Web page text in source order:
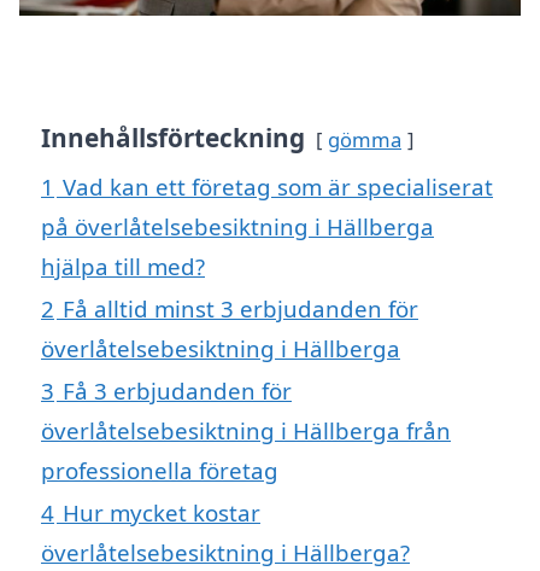
Innehållsförteckning gömma
1 Vad kan ett företag som är specialiserat
på överlåtelsebesiktning i Hällberga
hjälpa till med?
2 Få alltid minst 3 erbjudanden för
överlåtelsebesiktning i Hällberga
3 Få 3 erbjudanden för
överlåtelsebesiktning i Hällberga från
professionella företag
4 Hur mycket kostar
överlåtelsebesiktning i Hällberga?